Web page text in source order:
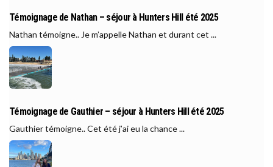
Témoignage de Nathan – séjour à Hunters Hill été 2025
Nathan témoigne.. Je m’appelle Nathan et durant cet ...
Témoignage de Gauthier – séjour à Hunters Hill été 2025
Gauthier témoigne.. Cet été j’ai eu la chance ...